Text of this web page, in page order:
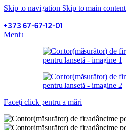
Skip to navigation Skip to main content
+373 67-67-12-01
Meniu
Faceți click pentru a mări